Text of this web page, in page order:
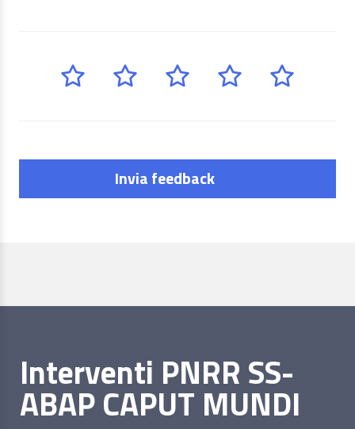
Invia feedback
Interventi PNRR SS-
ABAP CAPUT MUNDI